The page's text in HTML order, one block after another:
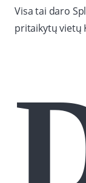
Visa tai daro
pritaikytų vietų